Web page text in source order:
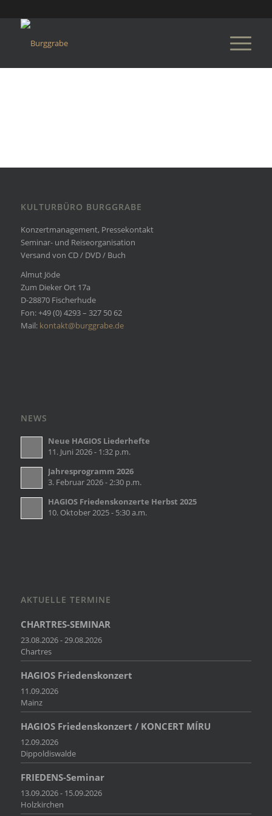
KULTURBÜRO BURGGRABE
Konzertmanagement, Pressekontakt
Seminar- und Reiseorganisation
Versand von CD / DVD / Buch
Almut Jöde
Zum Dieker Ort 17a
D-28870 Fischerhude
Fon: +49 (0) 4293 – 327 50 62
Mail: kontakt@burggrabe.de
NEWS
Neue HAGIOS Liederhefte
11. Juni 2026 - 1:32 p.m.
Jahresprogramm 2026
3. Februar 2026 - 2:30 p.m.
HAGIOS Friedenskonzerte Herbst 2025
10. Oktober 2025 - 5:30 a.m.
AKTUELLE TERMINE
CHARTRES-SEMINAR
23.08.2026 - 29.08.2026
Chartres
HAGIOS Friedenskonzert
11.09.2026
Mainz
HAGIOS Friedenskonzert / KONCERT MÍRU
12.09.2026
Dippoldiswalde
FRIEDENS-Seminar
13.09.2026 - 15.09.2026
Holzkirchen